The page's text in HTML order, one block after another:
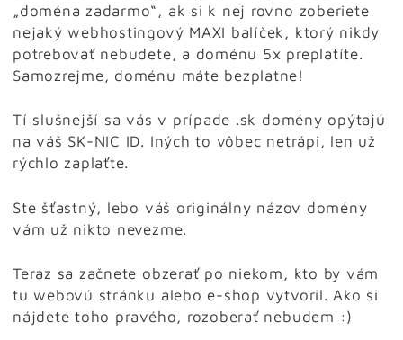
„doména zadarmo“, ak si k nej rovno zoberiete
nejaký webhostingový MAXI balíček, ktorý nikdy
potrebovať nebudete, a doménu 5x preplatíte.
Samozrejme, doménu máte bezplatne!
Tí slušnejší sa vás v prípade .sk domény opýtajú
na váš SK-NIC ID. Iných to vôbec netrápi, len už
rýchlo zaplaťte.
Ste šťastný, lebo váš originálny názov domény
vám už nikto nevezme.
Teraz sa začnete obzerať po niekom, kto by vám
tu webovú stránku alebo e-shop vytvoril. Ako si
nájdete toho pravého, rozoberať nebudem :)